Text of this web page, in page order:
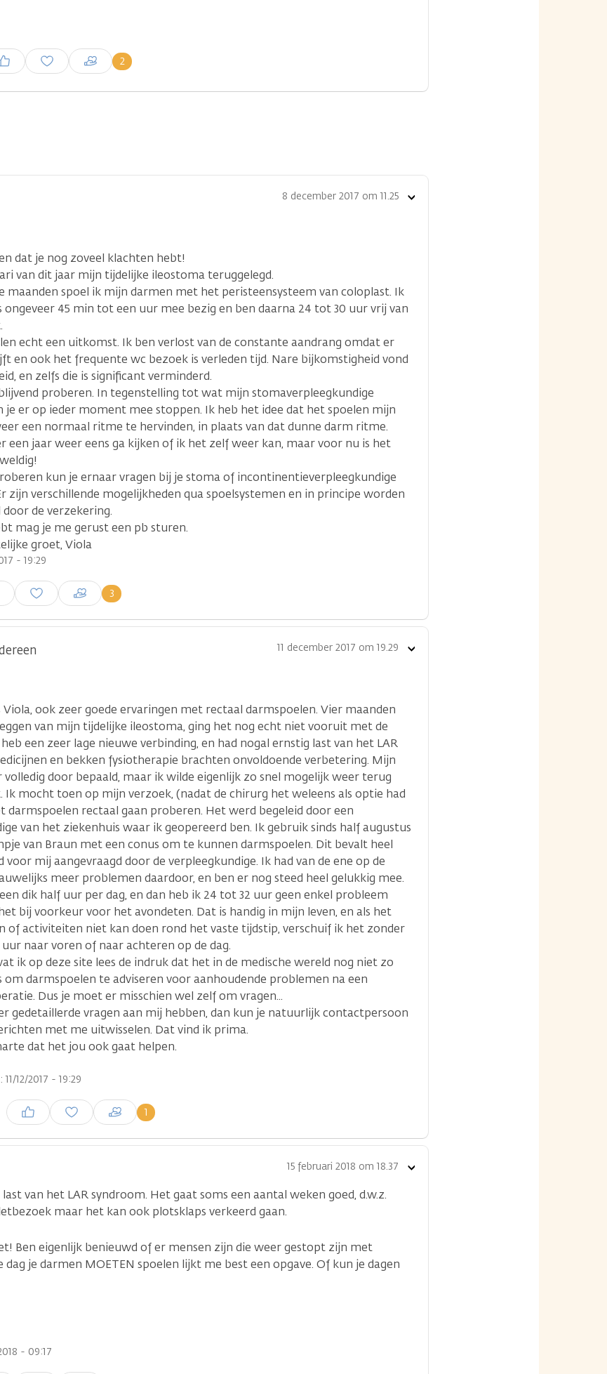
2
om een reactie te
8 december 2017 om 11.25
dat je nog zoveel klachten hebt!
van dit jaar mijn tijdelijke ileostoma teruggelegd.
maanden spoel ik mijn darmen met het peristeensysteem van coloplast. Ik
ongeveer 45 min tot een uur mee bezig en ben daarna 24 tot 30 uur vrij van
echt een uitkomst. Ik ben verlost van de constante aandrang omdat er
en ook het frequente wc bezoek is verleden tijd. Nare bijkomstigheid vond
en zelfs die is significant verminderd.
proberen. In tegenstelling tot wat mijn stomaverpleegkundige
je er op ieder moment mee stoppen. Ik heb het idee dat het spoelen mijn
een normaal ritme te hervinden, in plaats van dat dunne darm ritme.
een jaar weer eens ga kijken of ik het zelf weer kan, maar voor nu is het
kun je ernaar vragen bij je stoma of incontinentieverpleegkundige
zijn verschillende mogelijkheden qua spoelsystemen en in principe worden
de verzekering.
mag je me gerust een pb sturen.
groet, Viola
- 19:29
3
om een reactie te
Toon
11 december 2017 om 19.29
Viola, ook zeer goede ervaringen met rectaal darmspoelen. Vier maanden
van mijn tijdelijke ileostoma, ging het nog echt niet vooruit met de
een zeer lage nieuwe verbinding, en had nogal ernstig last van het LAR
en bekken fysiotherapie brachten onvoldoende verbetering. Mijn
volledig door bepaald, maar ik wilde eigenlijk zo snel mogelijk weer terug
Ik mocht toen op mijn verzoek, (nadat de chirurg het weleens als optie had
darmspoelen rectaal gaan proberen. Het werd begeleid door een
van het ziekenhuis waar ik geopereerd ben. Ik gebruik sinds half augustus
van Braun met een conus om te kunnen darmspoelen. Dit bevalt heel
voor mij aangevraagd door de verpleegkundige. Ik had van de ene op de
meer problemen daardoor, en ben er nog steed heel gelukkig mee.
dik half uur per dag, en dan heb ik 24 tot 32 uur geen enkel probleem
bij voorkeur voor het avondeten. Dat is handig in mijn leven, en als het
of activiteiten niet kan doen rond het vaste tijdstip, verschuif ik het zonder
naar voren of naar achteren op de dag.
ik op deze site lees de indruk dat het in de medische wereld nog niet zo
om darmspoelen te adviseren voor aanhoudende problemen na een
Dus je moet er misschien wel zelf om vragen...
gedetaillerde vragen aan mij hebben, dan kun je natuurlijk contactpersoon
met me uitwisselen. Dat vind ik prima.
dat het jou ook gaat helpen.
12/2017 - 19:29
1
Inloggen om een reactie te
plaatsen
Toon
15 februari 2018 om 18.37
van het LAR syndroom. Het gaat soms een aantal weken goed, d.w.z.
maar het kan ook plotsklaps verkeerd gaan.
Ben eigenlijk benieuwd of er mensen zijn die weer gestopt zijn met
dag je darmen MOETEN spoelen lijkt me best een opgave. Of kun je dagen
- 09:17
Toon